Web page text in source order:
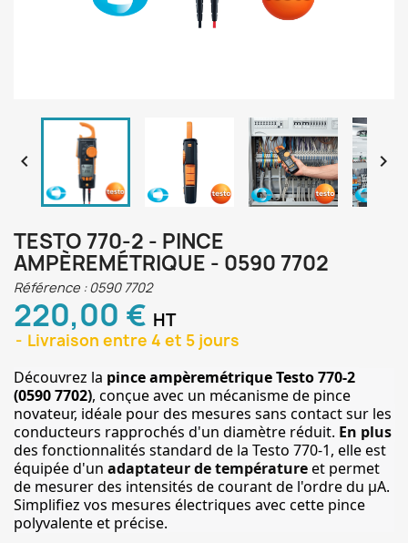
 
TESTO 770-2 - PINCE
AMPÈREMÉTRIQUE - 0590 7702
Référence : 0590 7702
220,00 € HT
Livraison entre 4 et 5 jours
Découvrez la pince ampèremétrique Testo 770-2
(0590 7702), conçue avec un mécanisme de pince
novateur, idéale pour des mesures sans contact sur les
conducteurs rapprochés d'un diamètre réduit. En plus
des fonctionnalités standard de la Testo 770-1, elle est
équipée d'un adaptateur de température et permet
de mesurer des intensités de courant de l'ordre du µA.
Simplifiez vos mesures électriques avec cette pince
polyvalente et précise.